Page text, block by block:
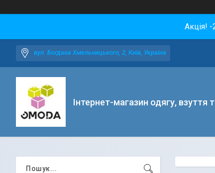
Акція!
вул. Богдана Хмельницького, 2, Київ, Україна
Інтернет-магазин одягу, взуття